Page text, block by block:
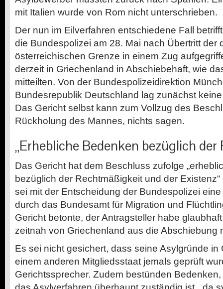
mit Italien wurde von Rom nicht unterschrieben.
Der nun im Eilverfahren entschiedene Fall
die Bundespolizei am 28. Mai nach Übertritt der
österreichischen Grenze in einem Zug
derzeit in Griechenland in Abschiebehaft, wie
mitteilten. Von der Bundespolizeidirektion
Bundesrepublik Deutschland lag zunächst
Das Gericht selbst kann zum Vollzug des
Rückholung des Mannes, nichts sagen.
„Erhebliche Bedenken bezüglich
Das Gericht hat dem Beschluss zufolge
bezüglich der Rechtmäßigkeit und der
sei mit der Entscheidung der Bundespolizei
durch das Bundesamt für Migration und
Gericht betonte, der Antragsteller habe
zeitnah von Griechenland aus die Abschiebung
Es sei nicht gesichert, dass seine Asylgründe in
einem anderen Mitgliedsstaat jemals geprüft
Gerichtssprecher. Zudem bestünden